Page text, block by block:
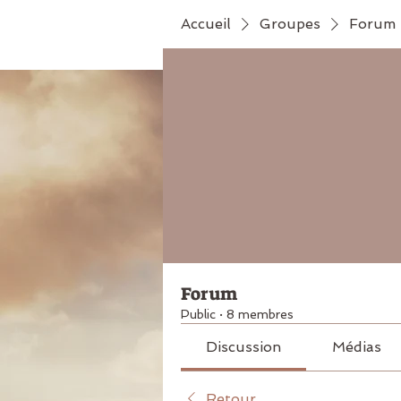
Accueil Groupes Forum
Forum
Public · 8 membres
Discussion Médias